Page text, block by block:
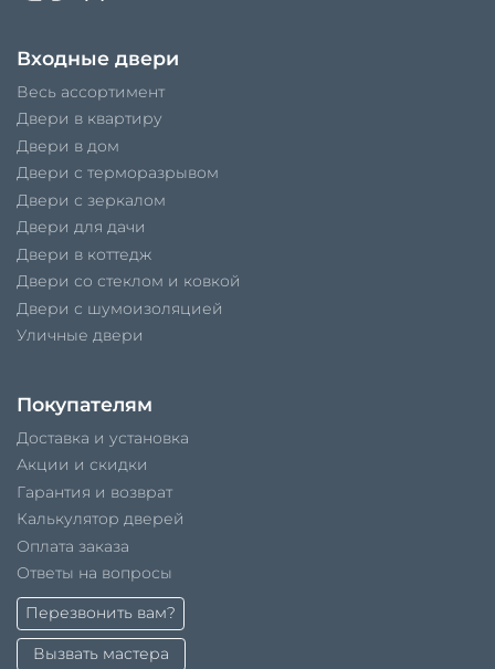
Входные двери
Весь ассортимент
Двери в квартиру
Двери в дом
Двери с терморазрывом
Двери с зеркалом
Двери для дачи
Двери в коттедж
Двери со стеклом и ковкой
Двери с шумоизоляцией
Уличные двери
Покупателям
Доставка и установка
Акции и скидки
Гарантия и возврат
Калькулятор дверей
Оплата заказа
Ответы на вопросы
Перезвонить вам?
Вызвать мастера